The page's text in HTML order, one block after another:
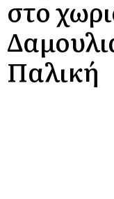
στο
Παλική